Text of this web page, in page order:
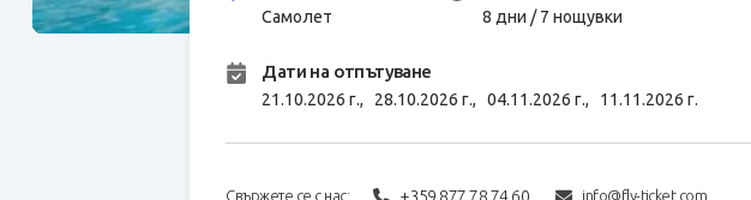
Самолет 8 дни / 7 нощувки
Дати на отпътуване
21.10.2026 г., 28.10.2026 г.,04.11.2026 г., 11.11.2026 г.
Свържете се с нас: +359 877 78 74 60 info@fly-ticket.com